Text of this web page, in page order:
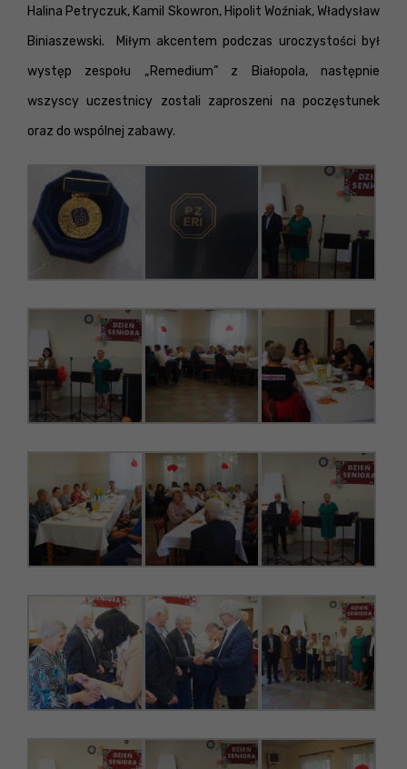
Halina Petryczuk, Kamil Skowron, Hipolit Woźniak, Władysław
Biniaszewski.
Miłym akcentem podczas uroczystości był
występ zespołu „Remedium” z Białopola, następnie
wszyscy uczestnicy zostali zaproszeni na poczęstunek
oraz do wspólnej zabawy.